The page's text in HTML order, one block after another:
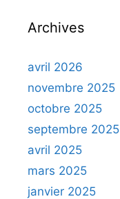
Archives
avril 2026
novembre 2025
octobre 2025
septembre 2025
avril 2025
mars 2025
janvier 2025